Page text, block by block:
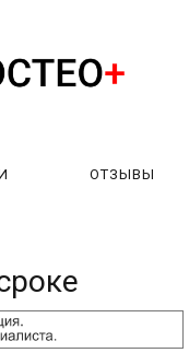
ОТЗЫВЫ